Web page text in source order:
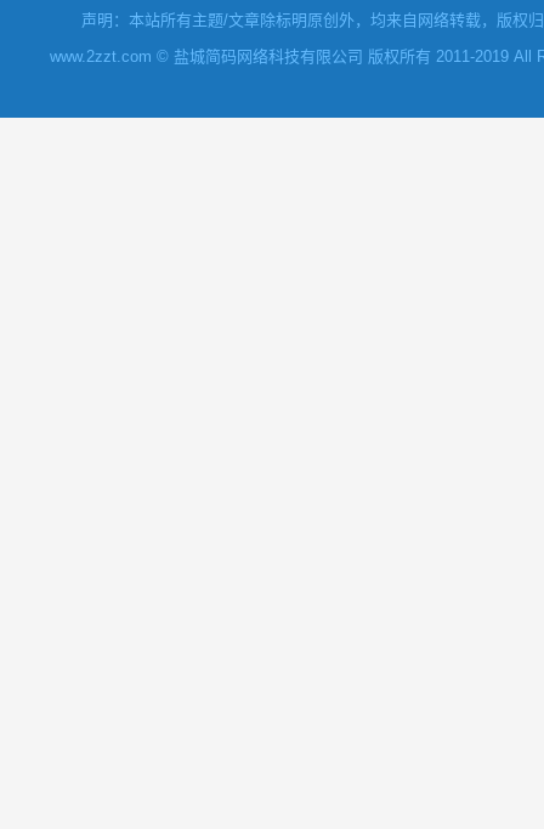
声明：本站所有主题/文章除标明原创外，均来自网络转载，版权
www.2zzt.com © 盐城简码网络科技有限公司 版权所有 2011-2019